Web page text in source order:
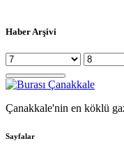
Haber Arşivi
Çanakkale'nin en köklü
Sayfalar